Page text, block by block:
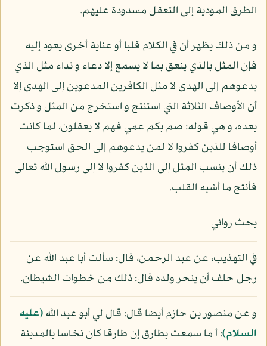
الطرق المؤدية إلى التعقل مسدودة عليهم.
و من ذلك يظهر أن في الكلام قلبا أو عناية أخرى يعود إليه
فإن المثل بالذي ينعق بما لا يسمع إلا دعاء و نداء مثل الذي
يدعوهم إلى الهدى لا مثل الكافرين المدعوين إلى الهدى إلا
أن الأوصاف الثلاثة التي استنتج و استخرج من المثل و ذكرت
بعده، و هي قوله: صم بكم عمي فهم لا يعقلون، لما كانت
أوصافا للذين كفروا لا لمن يدعوهم إلى الحق استوجب
ذلك أن ينسب المثل إلى الذين كفروا لا إلى رسول الله تعالى
فأنتج ما أشبه القلب.
بحث روائي
في التهذيب، عن عبد الرحمن، قال: سألت أبا عبد الله عن
رجل حلف أن ينحر ولده قال: ذلك من خطوات الشيطان.
و عن منصور بن حازم أيضا قال: قال لي أبو عبد الله(عليه
السلام): أ ما سمعت بطارق إن طارقا كان نخاسا بالمدينة